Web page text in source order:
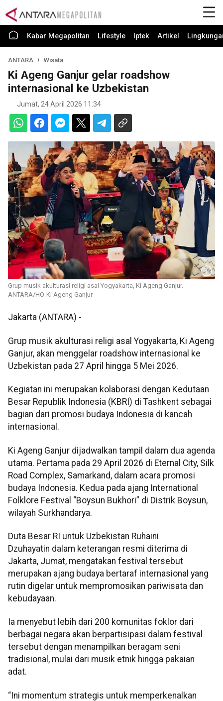
Kabar Megapolitan Lifestyle Iptek Artikel
ANTARA Wisata
Ki Ageng Ganjur gelar roadshow
internasional ke Uzbekistan
Jumat, 24 April 2026 11:34
Grup musik akulturasi religi asal Yogyakarta, Ki Ageng Ganjur.
ANTARA/HO-Ki Ageng Ganjur
Jakarta (ANTARA) -
Grup musik akulturasi religi asal Yogyakarta, Ki Ageng
Ganjur, akan menggelar roadshow internasional ke
Uzbekistan pada 27 April hingga 5 Mei 2026.
Kegiatan ini merupakan kolaborasi dengan Kedutaan
Besar Republik Indonesia (KBRI) di Tashkent sebagai
bagian dari promosi budaya Indonesia di kancah
internasional.
Ki Ageng Ganjur dijadwalkan tampil dalam dua agenda
utama. Pertama pada 29 April 2026 di Eternal City, Silk
Road Complex, Samarkand, dalam acara promosi
budaya Indonesia. Kedua pada ajang International
Folklore Festival “Boysun Bukhori” di Distrik Boysun,
wilayah Surkhandarya.
Duta Besar RI untuk Uzbekistan Ruhaini
Dzuhayatin dalam keterangan resmi diterima di
Jakarta, Jumat, mengatakan festival tersebut
merupakan ajang budaya bertaraf internasional yang
rutin digelar untuk mempromosikan pariwisata dan
kebudayaan.
Ia menyebut lebih dari 200 komunitas foklor dari
berbagai negara akan berpartisipasi dalam festival
tersebut dengan menampilkan beragam seni
tradisional, mulai dari musik etnik hingga pakaian
adat.
“Ini momentum strategis untuk memperkenalkan